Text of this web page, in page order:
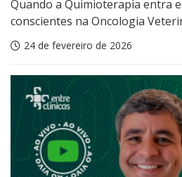
Quando a Quimioterapia entra
conscientes na Oncologia
24 de fevereiro de 2026